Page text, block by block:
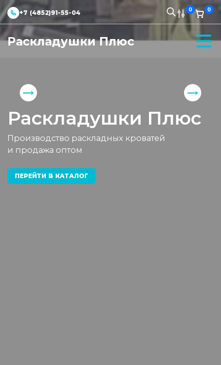
+7 (4852)91-55-04 0 0
Раскладушки Плюс
Раскладушки Плюс
Производство раскладных кроватей
и продажа оптом
ПЕРЕЙТИ В КАТАЛОГ